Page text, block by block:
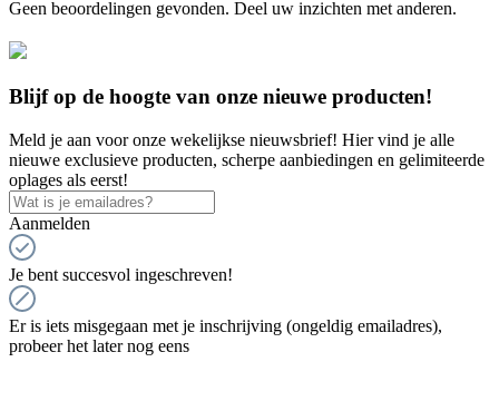
Geen beoordelingen gevonden. Deel uw inzichten met anderen.
Blijf op de hoogte van onze nieuwe producten!
Meld je aan voor onze wekelijkse nieuwsbrief! Hier vind je alle
nieuwe exclusieve producten, scherpe aanbiedingen en gelimiteerde
oplages als eerst!
Aanmelden
Je bent succesvol ingeschreven!
Er is iets misgegaan met je inschrijving (ongeldig emailadres),
probeer het later nog eens